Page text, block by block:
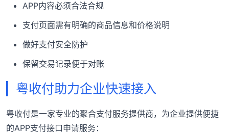
APP内容必须合法合规
支付页面需有明确的商品信息和价格说明
做好支付安全防护
保留交易记录便于对账
粤收付助力企业快速接入
粤收付是一家专业的聚合支付服务提供商，为企业提供便捷
的APP支付接口申请服务：